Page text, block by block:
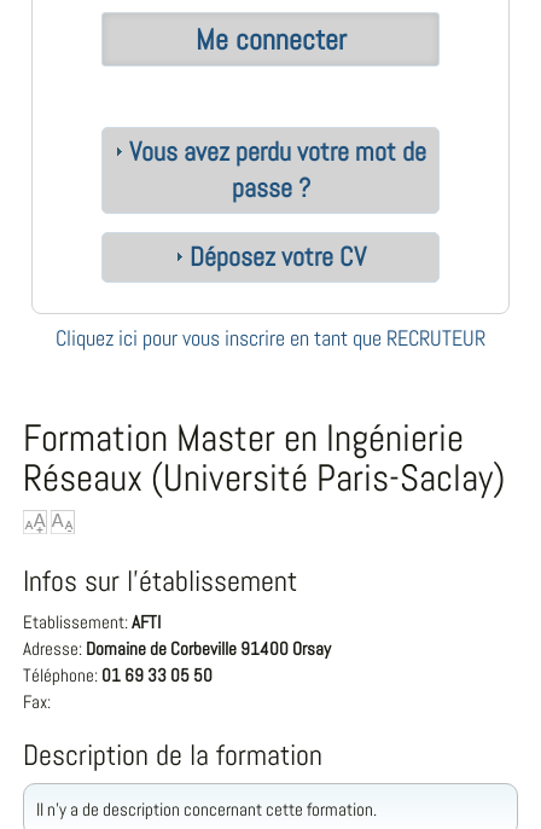
Vous avez perdu votre mot de
passe ?
Déposez votre CV
Cliquez ici pour vous inscrire en tant que RECRUTEUR
Formation Master en Ingénierie
Réseaux (Université Paris-Saclay)
Infos sur l'établissement
Etablissement:AFTI
Adresse: Domaine de Corbeville 91400 Orsay
Téléphone: 01 69 33 05 50
Fax:
Description de la formation
Il n'y a de description concernant cette formation.